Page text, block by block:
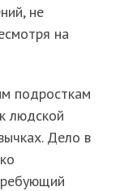
не
на
подросткам
людской
Дело в